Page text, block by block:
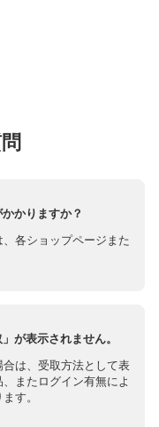
かりますか？
各ショップページまた
が表示されません。
は、受取方法として表
またログイン有無によ
す。